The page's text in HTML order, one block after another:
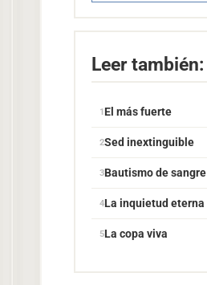
Leer también:
El más fuerte
Sed inextinguible
Bautismo de sangre
La inquietud eterna
La copa viva